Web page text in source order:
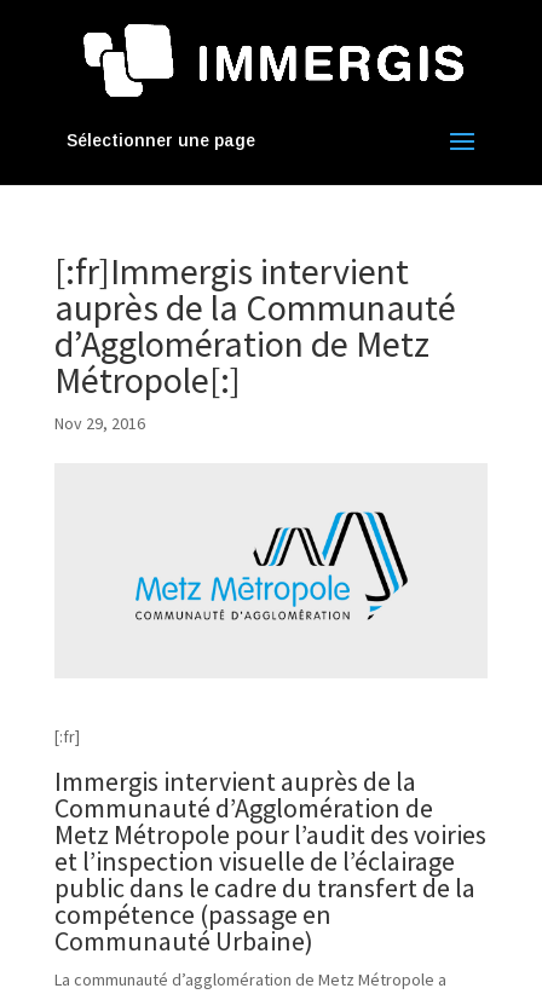
Sélectionner une page
[:fr]Immergis intervient
auprès de la Communauté
d’Agglomération de Metz
Métropole[:]
Nov 29, 2016
[:fr]
Immergis intervient auprès de la
Communauté d’Agglomération de
Metz Métropole pour l’audit des voiries
et l’inspection visuelle de l’éclairage
public dans le cadre du transfert de la
compétence (passage en
Communauté Urbaine)
La communauté d’agglomération de Metz Métropole a